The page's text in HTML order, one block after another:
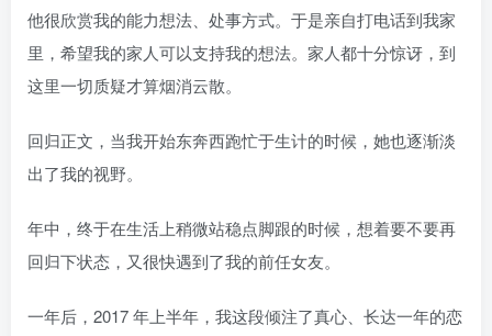
他很欣赏我的能力想法、处事方式。于是亲自打电话到我家
里，希望我的家人可以支持我的想法。家人都十分惊讶，到
这里一切质疑才算烟消云散。
回归正文，当我开始东奔西跑忙于生计的时候，她也逐渐淡
出了我的视野。
年中，终于在生活上稍微站稳点脚跟的时候，想着要不要再
回归下状态，又很快遇到了我的前任女友。
一年后，2017 年上半年，我这段倾注了真心、长达一年的恋